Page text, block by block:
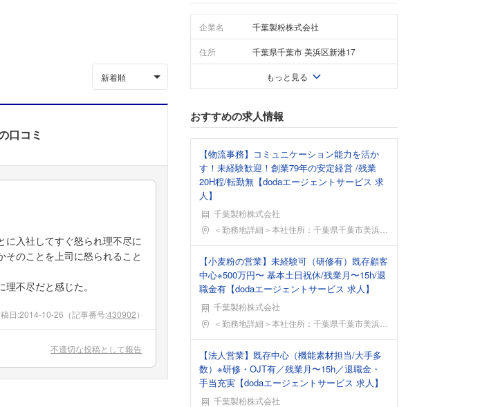
新着順
口コミ
入社してすぐ怒られ理不尽に
のことを上司に怒られること
不尽だと感じた。
日:2014-10-26 （記事番号:430902）
不適切な投稿として報告
企業名 千葉製粉株式会社
住所 千葉県千葉市 美浜区新港17
もっと見る
おすすめの求人情報
【物流事務】コミュニケーション能力を活か
す！未経験歓迎！創業79年の安定経営 /残業
20H程/転勤無【dodaエージェントサービス 求
人】
千葉製粉株式会社
勤務地＜勤務地詳細＞本社住所：千葉県千葉市美浜区新港17
【小麦粉の営業】未経験可（研修有）既存顧客
中心※500万円〜 基本土日祝休/残業月〜15h/退
職金有【dodaエージェントサービス 求人】
千葉製粉株式会社
勤務地＜勤務地詳細＞本社住所：千葉県千葉市美浜区新港17
【法人営業】既存中心（機能素材担当/大手多
数）※研修・OJT有／残業月〜15h／退職金・
手当充実【dodaエージェントサービス 求人】
千葉製粉株式会社